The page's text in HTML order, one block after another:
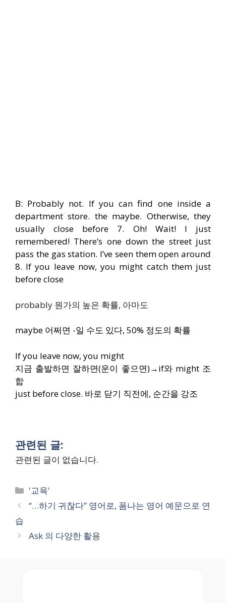
B: Probably not. If you can find one inside a
department store. the maybe. Otherwise, they
usually close before 7. Oh! Wait! I just
remembered! There’s one down the street just
pass the gas station. I’ve seen them open around
8. If you leave now, you might catch them just
before close
probably 뭔가의 높은 확률, 아마도
maybe 어쩌면 -일 수도 있다, 50% 정도의 확률
If you leave now, you might
지금 출발하면 잘하면(운이 좋으면)→if와 might 조
합
just before close. 바로 닫기 직전에, 순간을 강조
관련된 글:
관련된 글이 없습니다.
Categories
'교육'
“…하기 귀찮다” 영어로, 폼나는 영어 예문으로 연
습
Ask 의 다양한 활용